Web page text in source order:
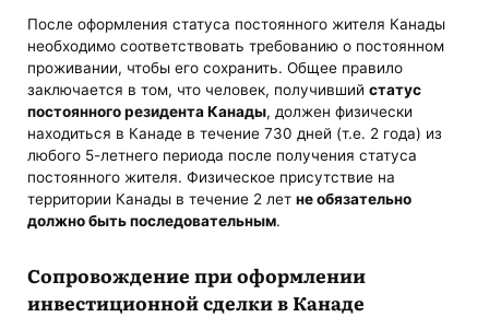
После оформления статуса постоянного жителя Канады
необходимо соответствовать требованию о постоянном
проживании, чтобы его сохранить. Общее правило
заключается в том, что человек, получившийстатус
постоянного резидента Канады, должен физически
находиться в Канаде в течение 730 дней (т.е. 2 года) из
любого 5-летнего периода после получения статуса
постоянного жителя. Физическое присутствие на
территории Канады в течение 2 летне обязательно
должно быть последовательным.
Сопровождение при оформлении
инвестиционной сделки в Канаде